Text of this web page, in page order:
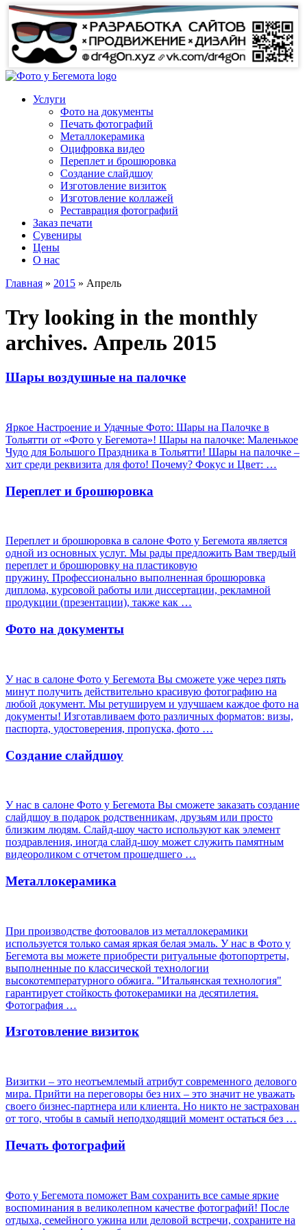
Услуги
Фото на документы
Печать фотографий
Металлокерамика
Оцифровка видео
Переплет и брошюровка
Создание слайдшоу
Изготовление визиток
Изготовление коллажей
Реставрация фотографий
Заказ печати
Сувениры
Цены
О нас
Главная » 2015 » Апрель
Try looking in the monthly
archives. Апрель 2015
Шары воздушные на палочке
Яркое Настроение и Удачные Фото: Шары на Палочке в
Тольятти от «Фото у Бегемота»! Шары на палочке: Маленькое
Чудо для Большого Праздника в Тольятти! Шары на палочке –
хит среди реквизита для фото! Почему? Фокус и Цвет: …
Переплет и брошюровка
Переплет и брошюровка в салоне Фото у Бегемота является
одной из основных услуг. Мы рады предложить Вам твердый
переплет и брошюровку на пластиковую
пружину. Профессионально выполненная брошюровка
диплома, курсовой работы или диссертации, рекламной
продукции (презентации), также как …
Фото на документы
У нас в салоне Фото у Бегемота Вы сможете уже через пять
минут получить действительно красивую фотографию на
любой документ. Мы ретушируем и улучшаем каждое фото на
документы! Изготавливаем фото различных форматов: визы,
паспорта, удостоверения, пропуска, фото …
Создание слайдшоу
У нас в салоне Фото у Бегемота Вы сможете заказать создание
слайдшоу в подарок родственникам, друзьям или просто
близким людям. Слайд-шоу часто используют как элемент
поздравления, иногда слайд-шоу может служить памятным
видеороликом с отчетом прошедшего …
Металлокерамика
При производстве фотоовалов из металлокерамики
используется только самая яркая белая эмаль. У нас в Фото у
Бегемота вы можете приобрести ритуальные фотопортреты,
выполненные по классической технологии
высокотемпературного обжига. "Итальянская технология"
гарантирует стойкость фотокерамики на десятилетия.
Фотография …
Изготовление визиток
Визитки – это неотъемлемый атрибут современного делового
мира. Прийти на переговоры без них – это значит не уважать
своего бизнес-партнера или клиента. Но никто не застрахован
от того, чтобы в самый неподходящий момент остаться без …
Печать фотографий
Фото у Бегемота поможет Вам сохранить все самые яркие
воспоминания в великолепном качестве фотографий! После
отдыха, семейного ужина или деловой встречи, сохраните на